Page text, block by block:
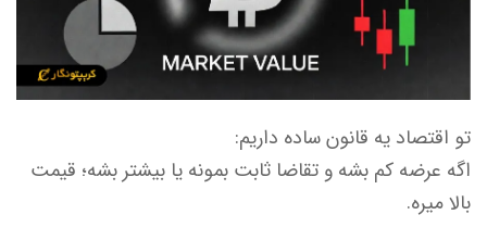
تو اقتصاد یه قانون ساده داریم:
اگه عرضه کم بشه و تقاضا ثابت بمونه یا بیشتر بشه؛ قیمت
بالا میره.